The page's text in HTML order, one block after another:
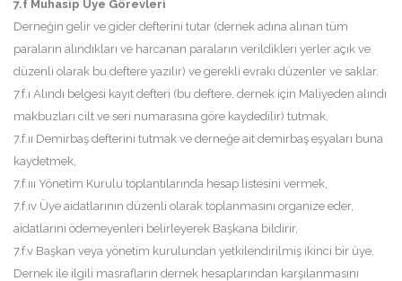
7.f Muhasip Üye Görevleri
Derneğin gelir ve gider defterini tutar (dernek adına alınan tüm
paraların alındıkları ve harcanan paraların verildikleri yerler açık ve
düzenli olarak bu deftere yazılır) ve gerekli evrakı düzenler ve saklar.
7.f.ı Alındı belgesi kayıt defteri (bu deftere, dernek için Maliyeden alındı
makbuzları cilt ve seri numarasına göre kaydedilir) tutmak,
7.f.ıı Demirbaş defterini tutmak ve derneğe ait demirbaş eşyaları buna
kaydetmek,
7.f.ııı Yönetim Kurulu toplantılarında hesap listesini vermek,
7.f.ıv Üye aidatlarının düzenli olarak toplanmasını organize eder,
aidatlarını ödemeyenleri belirleyerek Başkana bildirir,
7.f.v Başkan veya yönetim kurulundan yetkilendirilmiş ikinci bir üye,
Dernek ile ilgili masrafların dernek hesaplarından karşılanmasını